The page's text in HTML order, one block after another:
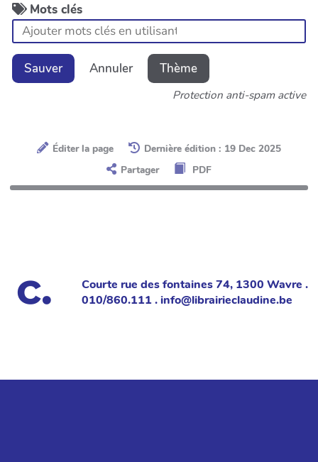
Mots clés
Sauver Annuler Thème
Protection anti-spam active
Éditer la page
Dernière édition : 19 Dec 2025
Partager
PDF
Courte rue des fontaines 74, 1300 Wavre .
010/860.111 . info@librairieclaudine.be